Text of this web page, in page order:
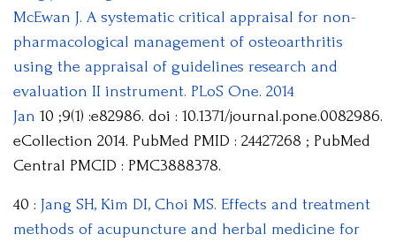
McEwan J. A systematic critical appraisal for non-
pharmacological management of osteoarthritis
using the appraisal of guidelines research and
evaluation II instrument. PLoS One. 2014
Jan 10 ;9(1) :e82986. doi : 10.1371/journal.pone.0082986.
eCollection 2014. PubMed PMID : 24427268 ; PubMed
Central PMCID : PMC3888378.
40 : Jang SH, Kim DI, Choi MS. Effects and treatment
methods of acupuncture and herbal medicine for